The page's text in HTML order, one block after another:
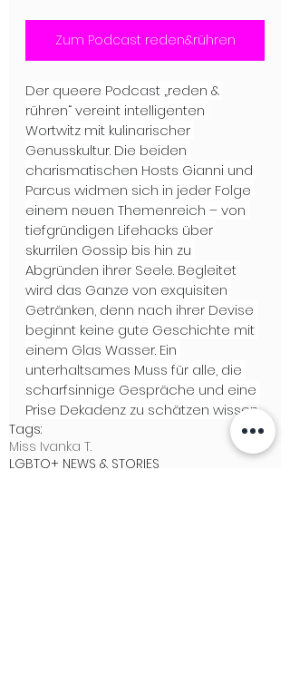
Zum Podcast reden&rühren
Der queere Podcast „reden &
rühren“ vereint intelligenten
Wortwitz mit kulinarischer
Genusskultur. Die beiden
charismatischen Hosts Gianni und
Parcus widmen sich in jeder Folge
einem neuen Themenreich – von
tiefgründigen Lifehacks über
skurrilen Gossip bis hin zu
Abgründen ihrer Seele. Begleitet
wird das Ganze von exquisiten
Getränken, denn nach ihrer Devise
beginnt keine gute Geschichte mit
einem Glas Wasser. Ein
unterhaltsames Muss für alle, die
scharfsinnige Gespräche und eine
Prise Dekadenz zu schätzen wissen.
Tags:
Miss Ivanka T.
LGBTQ+ NEWS & STORIES